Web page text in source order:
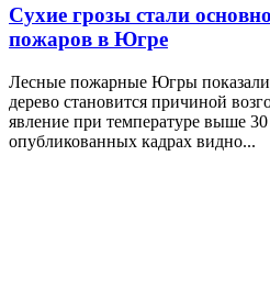
Сухие грозы стали
пожаров в Югре
Лесные пожарные Югры
дерево становится причиной
явление при температуре выше
опубликованных кадрах видно...